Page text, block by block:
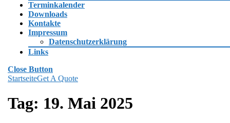
Terminkalender
Downloads
Kontakte
Impressum
Datenschutzerklärung
Links
Close Button
StartseiteGet A Quote
Tag: 19. Mai 2025